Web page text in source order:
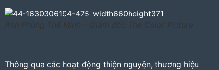
Anh Phùng Thế Minh – Giám đốc The Color Picture
Thông qua các hoạt động thiện nguyện, thương hiệu